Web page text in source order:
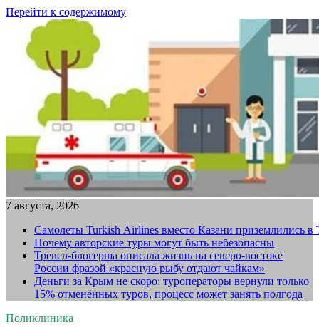
Перейти к содержимому
7 августа, 2026
Самолеты Turkish Airlines вместо Казани приземлились в
Почему авторские туры могут быть небезопасны
Тревел-блогерша описала жизнь на северо-востоке
России фразой «красную рыбу отдают чайкам»
Деньги за Крым не скоро: туроператоры вернули только
15% отменённых туров, процесс может занять полгода
Поликлиника